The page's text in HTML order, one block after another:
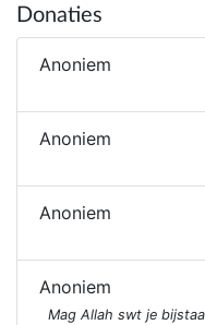
Donaties
Anoniem
Anoniem
Anoniem
Anoniem
Mag Allah swt je